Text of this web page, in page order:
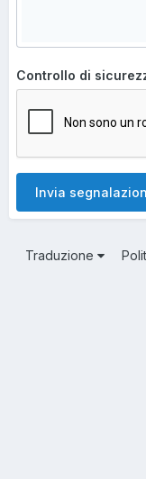
Controllo di
Invia
Traduzione